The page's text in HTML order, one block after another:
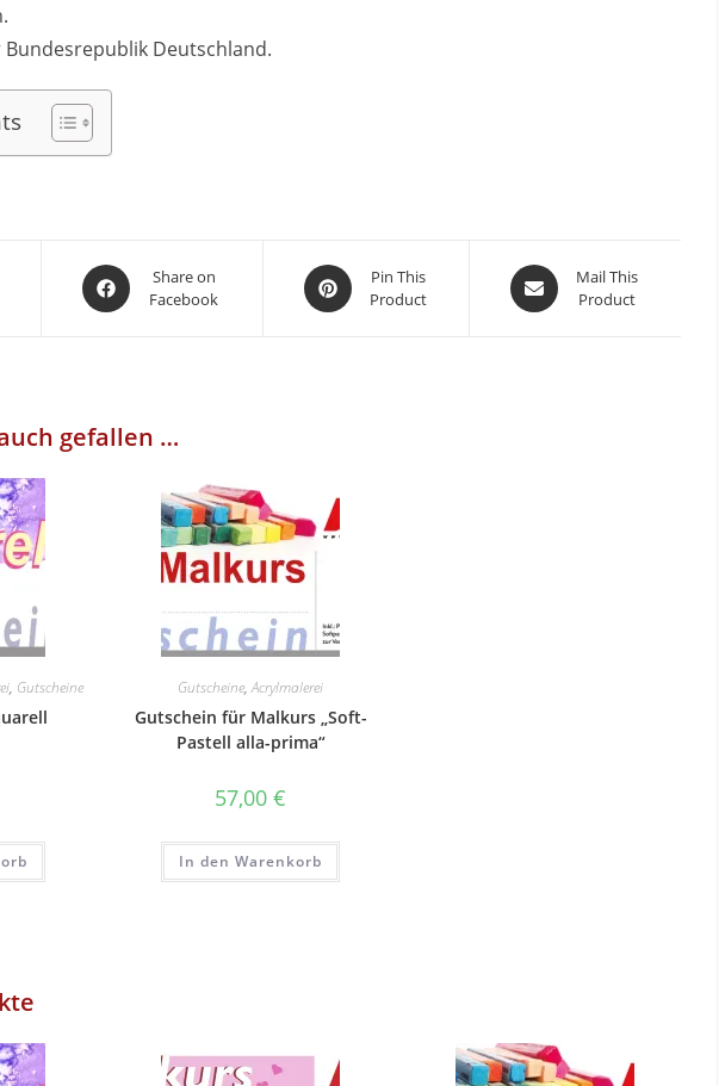
Bundesrepublik Deutschland.
Opens
in
Share on
Facebook
Opens
in
Pin This
Product
Opens
in
Mail This
Product
gefallen …
, Gutscheine Gutscheine,Acrylmalerei
Gutschein für Malkurs „Soft-
Pastell alla-prima“
57,00€
In den Warenkorb